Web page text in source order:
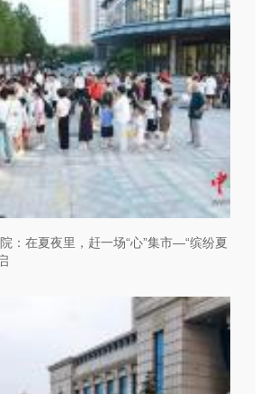
：在夏夜里，赶一场“心”集市—“缤纷夏